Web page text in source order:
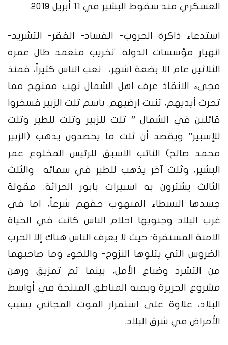
العسكري منذ سقوط البشير في 11 أبريل 2019.
استدعاء ذاكرة الحروب- الفساد- الفقر- التشريد-
انهيار مؤسسات الدولة. تخريب متعمد طال عمره
الثلاثين عام الا بضعة اشهر، تعب الناس كثيراً، فمنذ
مجىء الانقاذ عرف اهل الشمال نهب ممنهج مما
تحرث أيديهم، تنبت ارضيهم. باسم تلت الزبير فسخروا
قائلين في الشمال ” تلت للزبير وتلت للطير وتلت
للإسبير” ويقصد أن ثلث ما يحصدون يذهب (الزبير
محمد صالح) النائب الاسبق للرئيس المخلوع عمر
البشير، وثلث آخر يذهب للطير في سمائه والثلث
الثالث يشترون به اسبيرات بابور الحراثة. مقولة
جسدها البسطاء المنهوب حقهم شرعاً، اما في
غرب البلاد وجنوبها احلام الناس كانت في الحياة
الامنة المستقرة؛ حيث لا يعرف الناس هناك إلا الحرب
الضروس التي يتلوها النزوح- واللجوء وما صاحبهما
من التشرد وضياع الأمل، بينما تم تمزيق ورهن
مشروع الجزيرة وبقية المناطق المنتجة في أواسط
البلاد، علاوة على استمرار الموت المجاني بسبب
الأمراض في شرق البلاد.